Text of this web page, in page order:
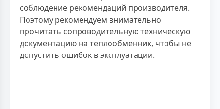
соблюдение рекомендаций производителя.
Поэтому рекомендуем внимательно
прочитать сопроводительную техническую
документацию на теплообменник, чтобы не
допустить ошибок в эксплуатации.